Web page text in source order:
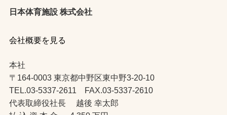
日本体育施設 株式会社
会社概要を見る
本社
〒164-0003 東京都中野区東中野3-20-10
TEL.03-5337-2611 FAX.03-5337-2610
代表取締役社長 越後 幸太郎